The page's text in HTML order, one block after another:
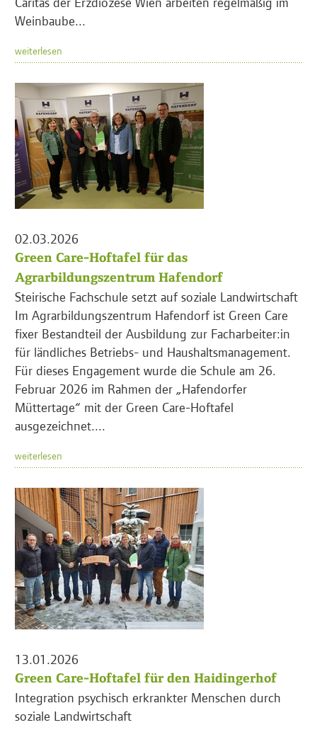
Weinbaube...
weiterlesen
02.03.2026
Green Care-Hoftafel für das
Agrarbildungszentrum Hafendorf
Steirische Fachschule setzt auf soziale Landwirtschaft
Im Agrarbildungszentrum Hafendorf ist Green Care
fixer Bestandteil der Ausbildung zur Facharbeiter:in
für ländliches Betriebs- und Haushaltsmanagement.
Für dieses Engagement wurde die Schule am 26.
Februar 2026 im Rahmen der „Hafendorfer
Müttertage“ mit der Green Care-Hoftafel
ausgezeichnet....
weiterlesen
13.01.2026
Green Care-Hoftafel für den Haidingerhof
Integration psychisch erkrankter Menschen durch
soziale Landwirtschaft